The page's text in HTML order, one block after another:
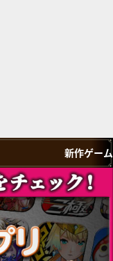
新作ゲーム